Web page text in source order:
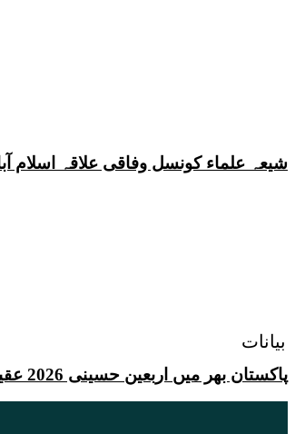
بیانات
شیعہ علماء کونسل وفاقی علاقہ
پاکستان بھر میں اربعین حسینی 2026 عقیدت، اتحاد اور جوش و جذبے کے ساتھ منایا گیا، لاکھوں عزادار جلوسوں میں شریک